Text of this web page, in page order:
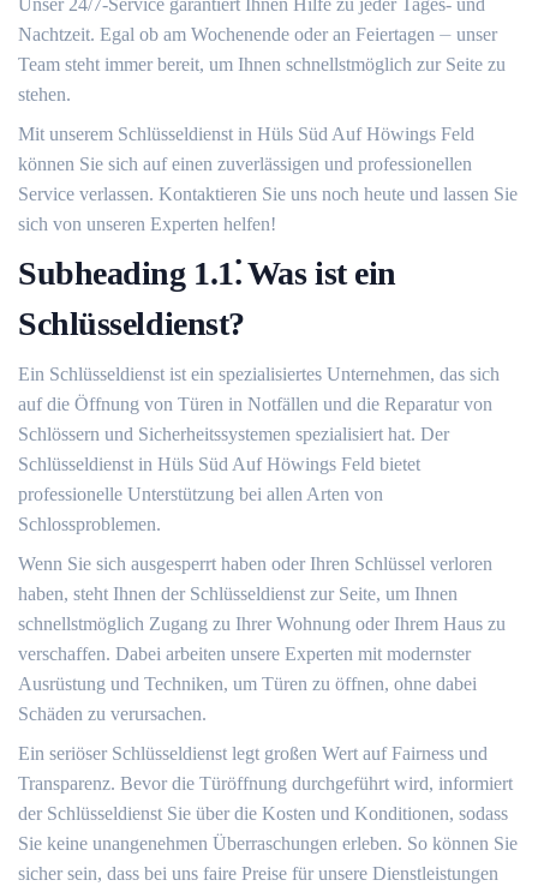
Unser 24/7-Service garantiert Ihnen Hilfe zu jeder Tages- und
Nachtzeit. Egal ob am Wochenende oder an Feiertagen ⏤ unser
Team steht immer bereit, um Ihnen schnellstmöglich zur Seite zu
stehen.​
Mit unserem Schlüsseldienst in Hüls Süd Auf Höwings Feld
können Sie sich auf einen zuverlässigen und professionellen
Service verlassen.​ Kontaktieren Sie uns noch heute und lassen Sie
sich von unseren Experten helfen!​
Subheading 1.​1⁚ Was ist ein
Schlüsseldienst?​
Ein Schlüsseldienst ist ein spezialisiertes Unternehmen, das sich
auf die Öffnung von Türen in Notfällen und die Reparatur von
Schlössern und Sicherheitssystemen spezialisiert hat.​ Der
Schlüsseldienst in Hüls Süd Auf Höwings Feld bietet
professionelle Unterstützung bei allen Arten von
Schlossproblemen.​
Wenn Sie sich ausgesperrt haben oder Ihren Schlüssel verloren
haben, steht Ihnen der Schlüsseldienst zur Seite, um Ihnen
schnellstmöglich Zugang zu Ihrer Wohnung oder Ihrem Haus zu
verschaffen.​ Dabei arbeiten unsere Experten mit modernster
Ausrüstung und Techniken, um Türen zu öffnen, ohne dabei
Schäden zu verursachen.​
Ein seriöser Schlüsseldienst legt großen Wert auf Fairness und
Transparenz.​ Bevor die Türöffnung durchgeführt wird, informiert
der Schlüsseldienst Sie über die Kosten und Konditionen, sodass
Sie keine unangenehmen Überraschungen erleben. So können Sie
sicher sein, dass bei uns faire Preise für unsere Dienstleistungen